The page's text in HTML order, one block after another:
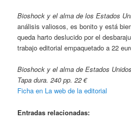
Bioshock y el alma de los Estados
análisis valiosos, es bonito y está
queda harto deslucido por el
trabajo editorial empaquetado a 22
Bioshock y el alma de Estados
Tapa dura. 240 pp. 22 €
Ficha en La web de la editorial
Entradas relacionadas: